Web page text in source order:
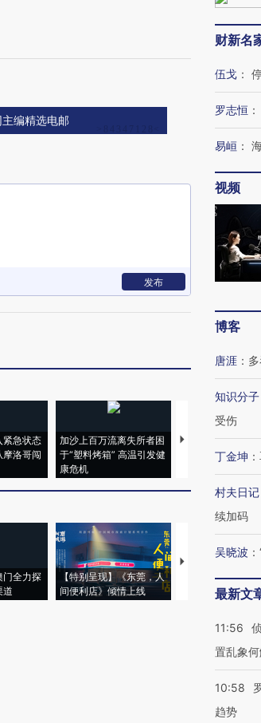
编精选电邮
发布
紧急状态
摩洛哥闯
加沙上百万流离失所者困
于“塑料烤箱” 高温引发健
康危机
马航飞行员跨国
粒摇头丸 尿检体
门全力探
道
【特别呈现】《东莞，人
间便利店》倾情上线
【推广】走进第四
会，让数智科技“
财新名
伍戈 ：
罗志恒 ：
易峘 ：
视频
博客
唐涯 ：
知识分子
受伤
丁金坤 ：
村夫日记
续加码
吴晓波 ：
最新文
11:56
置乱象
10:58
趋势